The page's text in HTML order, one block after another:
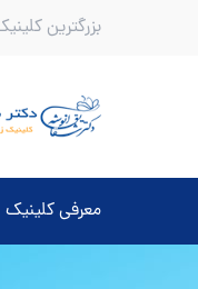
بزرگترین
معرفی کلینیک